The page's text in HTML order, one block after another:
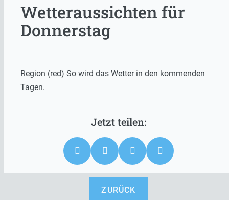
Wetteraussichten für
Donnerstag
Region (red) So wird das Wetter in den kommenden
Tagen.
ZURÜCK